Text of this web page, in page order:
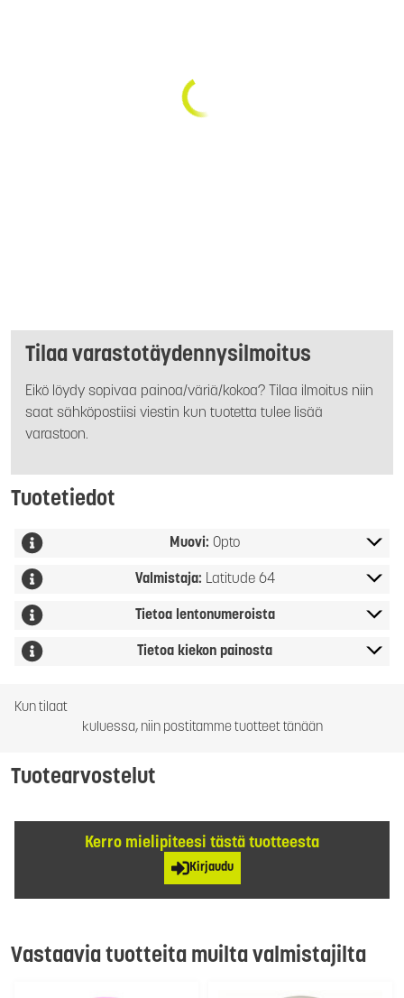
Tilaa varastotäydennysilmoitus
Eikö löydy sopivaa painoa/väriä/kokoa? Tilaa ilmoitus niin
saat sähköpostiisi viestin kun tuotetta tulee lisää
varastoon.
Tuotetiedot
Muovi: Opto
Valmistaja: Latitude 64
Tietoa lentonumeroista
Tietoa kiekon painosta
Kun tilaat
kuluessa, niin postitamme tuotteet tänään
Tuotearvostelut
Kerro mielipiteesi tästä tuotteesta
Kirjaudu
Vastaavia tuotteita muilta valmistajilta